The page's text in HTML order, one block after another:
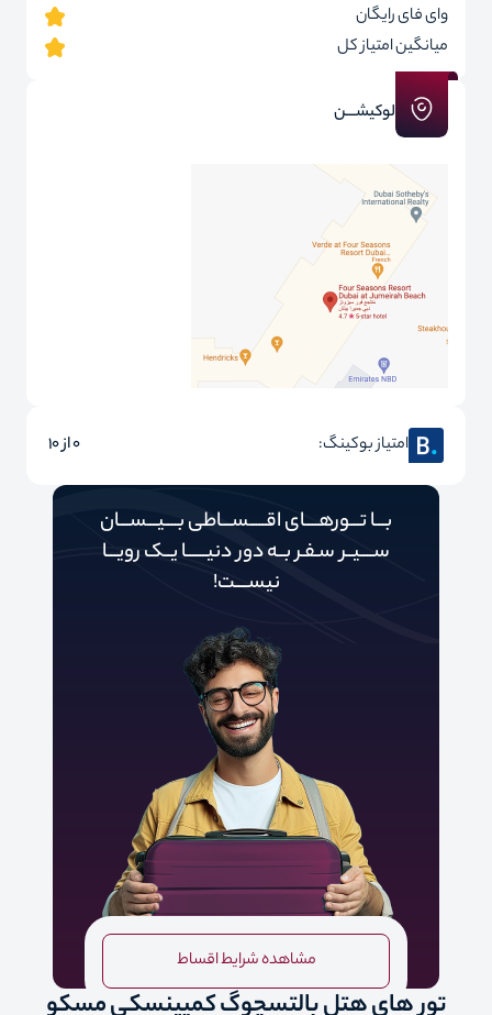
وای فای رایگان
میانگین امتیاز کل
لوکیشـــن
امتیاز بوکینگ: 0 از 10
بـــا تـــورهــــای اقـــــســـاطی بــــیـــســـان
ســــیــر سـفـر بــه دور‌‌‌‌ دنیـــــ‌‌ـا یــک رویـــا
نیســــت!
مشاهده شرایط اقساط
تور های هتل بالتسچوگ کمپینسکی مسکو